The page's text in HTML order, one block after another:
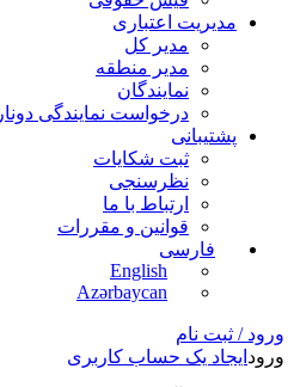
مدیریت اعتباری
مدیر کل
مدیر منطقه
نمایندگان
درخواست نمایندگی دونار
پشتیبانی
ثبت شکایات
نظرسنجی
ارتباط با ما
قوانین و مقررات
فارسی
English
Azərbaycan
ورود / ثبت نام
ورود ایجاد یک حساب کاربری